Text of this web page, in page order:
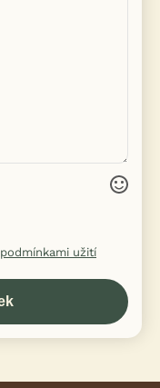
podmínkami užití